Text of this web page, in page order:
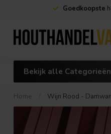
Goedkoopste
Bekijk alle Categorieën
Home Wijn Rood -